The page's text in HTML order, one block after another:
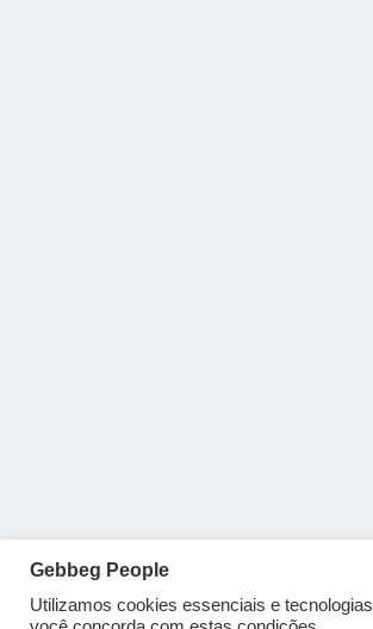
Gebbeg People
Utilizamos cookies essenciais e